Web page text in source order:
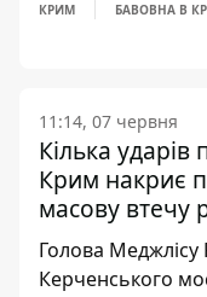
КРИМ БАВОВНА В
11:14, 07 червня
Кілька
Крим накриє
масову втечу
Голова
Керченського